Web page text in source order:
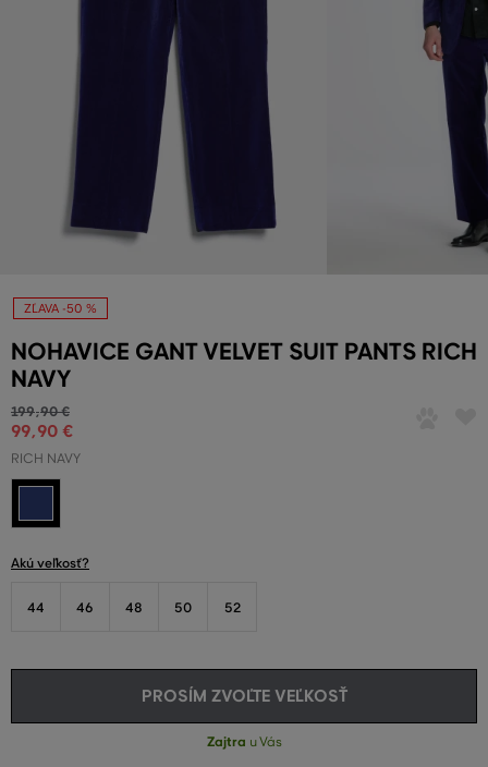
ZĽAVA -50 %
NOHAVICE GANT VELVET SUIT PANTS RICH
NAVY
199,90 €
99,90 €
RICH NAVY
Akú veľkosť?
44 46 48 50 52
PROSÍM ZVOĽTE VEĽKOSŤ
Zajtra u Vás